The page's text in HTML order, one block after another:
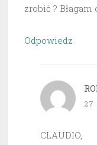
zrobić ? Błagam
Odpowiedz
27
CLAUDIO,